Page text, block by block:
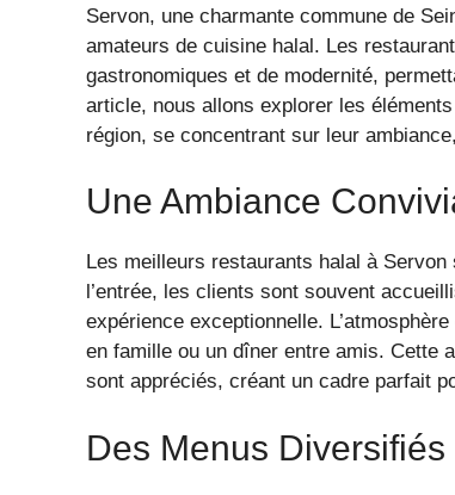
Servon, une charmante commune de
amateurs de cuisine halal. Les
gastronomiques et de modernité,
article, nous allons explorer les
région, se concentrant sur leur
Une Ambiance
Les meilleurs restaurants halal à
l’entrée, les clients sont souvent
expérience exceptionnelle.
en famille ou un dîner entre amis. Cette
sont appréciés, créant un cadre parfait
Des Menus